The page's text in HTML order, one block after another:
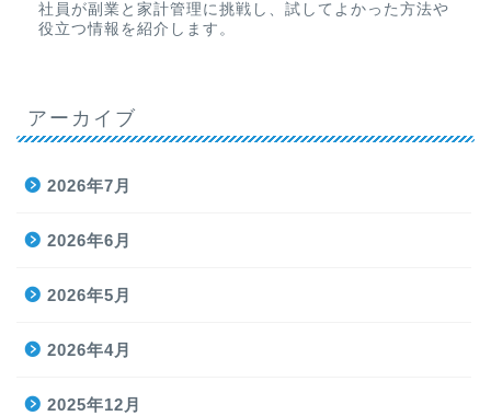
社員が副業と家計管理に挑戦し、試してよかった方法や
役立つ情報を紹介します。
アーカイブ
2026年7月
2026年6月
2026年5月
2026年4月
2025年12月